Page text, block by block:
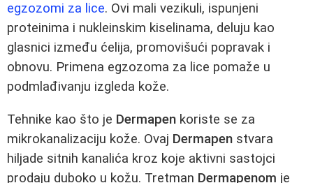
egzozomi za lice. Ovi mali vezikuli, ispunjeni
proteinima i nukleinskim kiselinama, deluju kao
glasnici između ćelija, promovišući popravak i
obnovu. Primena egzozoma za lice pomaže u
podmlađivanju izgleda kože.
Tehnike kao što je Dermapen koriste se za
mikrokanalizaciju kože. Ovaj Dermapen stvara
hiljade sitnih kanalića kroz koje aktivni sastojci
prodaju duboko u kožu. Tretman Dermapenom je